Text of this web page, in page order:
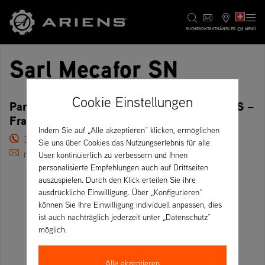
SUCHEKONTAKTHÄNDLER CH MENÜ
Sarl Mecafor SN
Parc d'activité de la plaine, 02200 SOISSONS –
Frankreich
33 (0)323732049
nicolas.mecafor@orange.fr
Cookie Einstellungen
Indem Sie auf „Alle akzeptieren“ klicken, ermöglichen
Sie uns über Cookies das Nutzungserlebnis für alle
User kontinuierlich zu verbessern und Ihnen
personalisierte Empfehlungen auch auf Drittseiten
auszuspielen. Durch den Klick erteilen Sie ihre
ausdrückliche Einwilligung. Über „Konfigurieren“
können Sie Ihre Einwilligung individuell anpassen, dies
ist auch nachträglich jederzeit unter „Datenschutz“
möglich.